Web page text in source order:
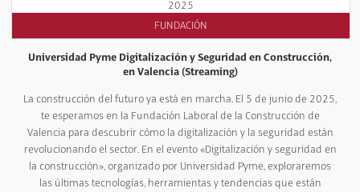
2025
FUNDACIÓN
Universidad Pyme Digitalización y Seguridad en Construcción,
en Valencia (Streaming)
La construcción del futuro ya está en marcha. El 5 de junio de 2025,
te esperamos en la Fundación Laboral de la Construcción de
Valencia para descubrir cómo la digitalización y la seguridad están
revolucionando el sector. En el evento «Digitalización y seguridad en
la construcción», organizado por Universidad Pyme, exploraremos
las últimas tecnologías, herramientas y tendencias que están